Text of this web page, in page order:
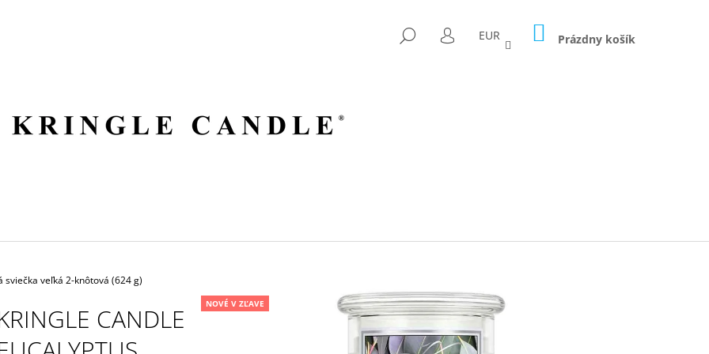
HĽADAŤ
PRIHLÁSENIE
EUR NÁKUPNÝ
KOŠÍK
Prázdny košík
veľká 2-knôtová (624 g)
CANDLE
NOVÉ V ZĽAVE
HERMANOS APOTHECARY VOLUSPA JAPONICA FORAGED